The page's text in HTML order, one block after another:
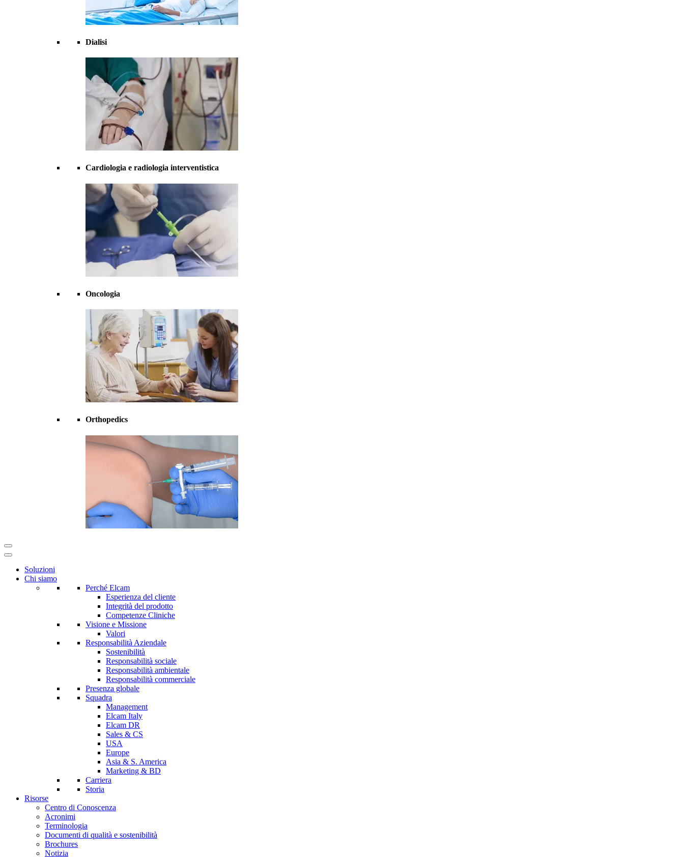
Dialisi
Cardiologia e radiologia interventistica
Oncologia
Orthopedics
Soluzioni
Chi siamo
Perché Elcam
Esperienza del cliente
Integrità del prodotto
Competenze Cliniche
Visione e Missione
Valori
Responsabilità Aziendale
Sostenibilità
Responsabilità sociale
Responsabilità ambientale
Responsabilità commerciale
Presenza globale
Squadra
Management
Elcam Italy
Elcam DR
Sales & CS
USA
Europe
Asia & S. America
Marketing & BD
Carriera
Storia
Risorse
Centro di Conoscenza
Acronimi
Terminologia
Documenti di qualità e sostenibilità
Brochures
Notizia